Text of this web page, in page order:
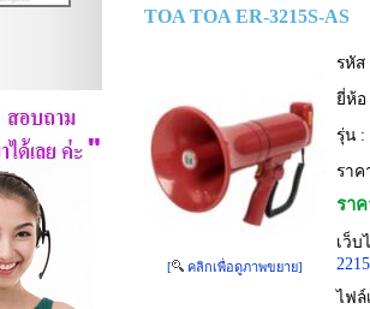
TOA TOA ER-3215S-AS
[ คลิกเพื่อดูภาพขยาย]
รหัส
ยี่ห้อ
รุ่น :
รา
รา
เว็บ
ไฟล์